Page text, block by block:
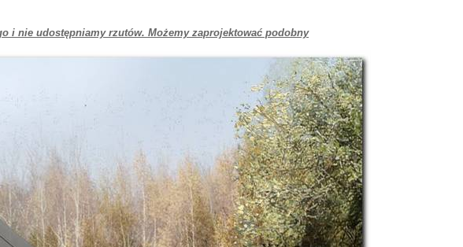
i nie udostępniamy rzutów. Możemy zaprojektować podobny